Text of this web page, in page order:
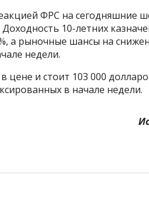
ФРС на сегодняшние
10-летних
а рыночные шансы на
недели.
цене и стоит 103 000
в начале недели.